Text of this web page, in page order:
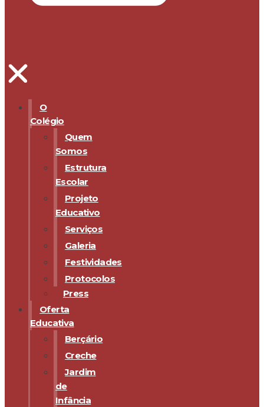
O
Colégio
Quem
Somos
Estrutura
Escolar
Projeto
Educativo
Serviços
Galeria
Festividades
Protocolos
Press
Oferta
Educativa
Berçário
Creche
Jardim
de
Infância